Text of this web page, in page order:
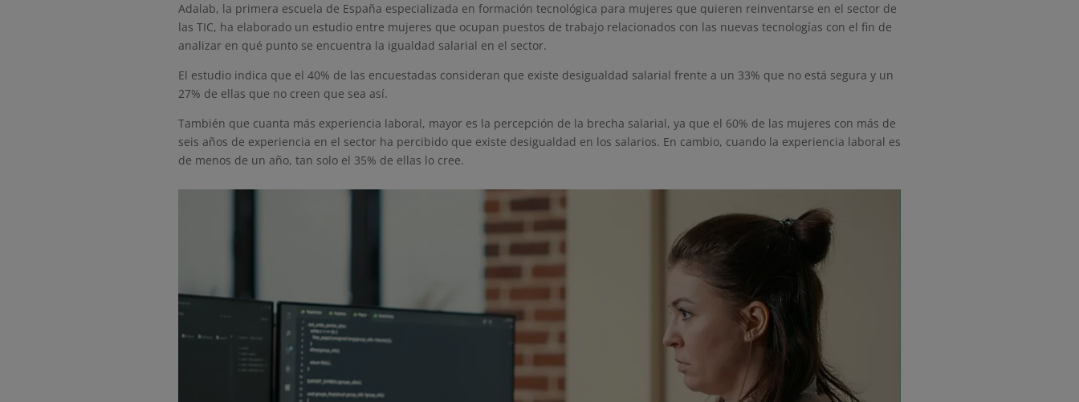
Adalab, la primera escuela de España especializada en formación tecnológica para mujeres que quieren reinventarse en el sector de
las TIC, ha elaborado un estudio entre mujeres que ocupan puestos de trabajo relacionados con las nuevas tecnologías con el fin de
analizar en qué punto se encuentra la igualdad salarial en el sector.
El estudio indica que el 40% de las encuestadas consideran que existe desigualdad salarial frente a un 33% que no está segura y un
27% de ellas que no creen que sea así.
También que cuanta más experiencia laboral, mayor es la percepción de la brecha salarial, ya que el 60% de las mujeres con más de
seis años de experiencia en el sector ha percibido que existe desigualdad en los salarios. En cambio, cuando la experiencia laboral es
de menos de un año, tan solo el 35% de ellas lo cree.